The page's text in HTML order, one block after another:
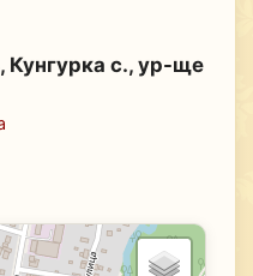
Кунгурка с., ур-ще